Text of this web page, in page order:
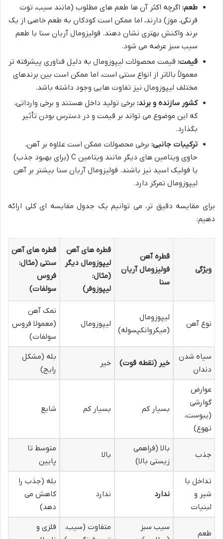
طعم: اگرچه اکثر آن ها طعم های مطلوب (مانند سیب، توت
فرنگی، موز) دارند، اما ممکن است کودکان به طعم خاصی از یک
برند واکنش بهتری نشان دهند. فولیزومال آریان سنا با طعم
سیب سبز عرضه می شود.
قیمت: قیمت محصولات لیپوزومال به دلیل فناوری پیشرفته تر
معمولاً بالاتر از انواع سنتی است، اما ممکن است بین برندهای
مختلف لیپوزومال نیز تفاوت هایی وجود داشته باشد.
کشور سازنده و برند: برخی تولید داخل هستند و برخی وارداتی،
که این موضوع می تواند بر قیمت و در دسترس بودن تأثیر
بگذارد.
ترکیبات جانبی: برخی محصولات ممکن است علاوه بر آهن،
حاوی ویتامین های دیگر مانند ویتامین C (برای بهبود جذب)
یا فولیک اسید نیز باشند. فولیزومال آریان سنا بیشتر بر آهن
لیپوزومال تمرکز دارد.
برای مقایسه دقیق تر، می توانیم یک جدول مقایسه ای کلی ارائه
دهیم:
ویژگی
قطره آهن
فولیزومال آریان
سنا
قطره های آهن
لیپوزومال دیگر
(مثال:
لیپوزوفر)
قطره های آهن
سنتی (مثال:
فروس
سولفات)
نوع آهن
لیپوزومال
(میکروانکپسوله)
لیپوزومال
نمک آهن
(معمولا فروس
سولفات)
سیاه شدن
دندان
خیر (نقطه قوت) خیر
بله (مشکل
رایج)
عوارض
گوارشی
(یبوست،
تهوع)
بسیار کم بسیار کم شایع
جذب
بالا (فراهمی
زیستی بالا)
بالا
متوسط تا
پایین
تداخل با
شیر و
لبنیات
ندارد ندارد
بله (جذب را
کاهش می
دهد)
طعم
سیب سبز
متفاوت (سیب،
فلزی و